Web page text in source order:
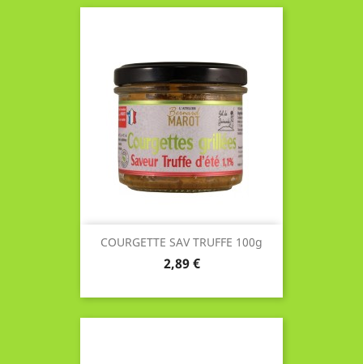
COURGETTE SAV TRUFFE 100g
Prix
2,89 €